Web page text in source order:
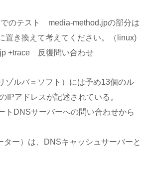
のテスト media-method.jpの部分は
置き換えて考えてください。（linux)
+trace 反復問い合わせ
ゾルバ＝ソフト）には予め13個のル
IPアドレスが記述されている。
トDNSサーバーへの問い合わせから
ター）は、DNSキャッシュサーバーと